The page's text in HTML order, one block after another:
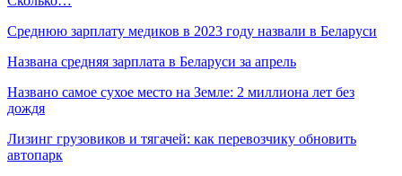
Среднюю зарплату медиков в 2023 году назвали в Беларуси
Названа средняя зарплата в Беларуси за апрель
Названо самое сухое место на Земле: 2 миллиона лет без
дождя
Лизинг грузовиков и тягачей: как перевозчику обновить
автопарк